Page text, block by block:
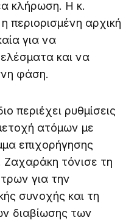
κλήρωση. Η κ.
περιορισμένη αρχική
για να
και να
φάση.
περιέχει ρυθμίσεις
ατόμων με
επιχορήγησης
τόνισε τη
για την
συνοχής και τη
διαβίωσης των